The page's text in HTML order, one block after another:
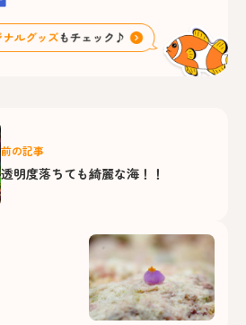
前の記事
透明度落ちても綺麗な海！！